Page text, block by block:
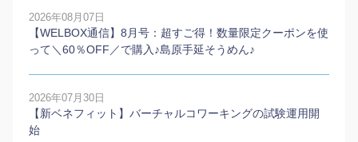
2026年08月07日
【WELBOX通信】8月号：超すご得！数量限定クーポンを使
って＼60％OFF／で購入♪島原手延そうめん♪
2026年07月30日
【新ベネフィット】バーチャルコワーキングの試験運用開
始